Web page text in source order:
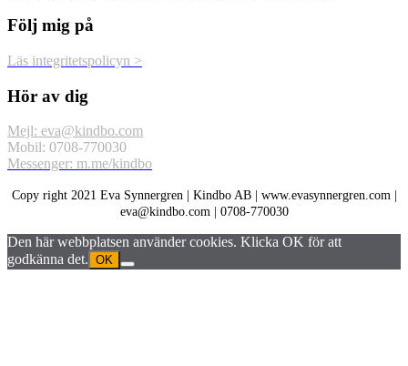
Följ mig på
Läs integritetspolicyn >
Hör av dig
Mejl: eva@kindbo.com
Mobil: 0708-770030
Messenger: m.me/kindbo
Copy right 2021 Eva Synnergren | Kindbo AB | www.evasynnergren.com |
eva@kindbo.com | 0708-770030
Den här webbplatsen använder cookies. Klicka OK för att
godkänna det. OK